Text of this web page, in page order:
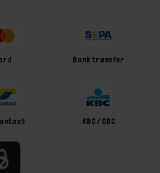
Bank transfer
KBC / CBC